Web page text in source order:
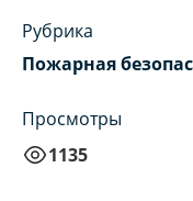
Рубрика
Пожарная
Просмотры
1135